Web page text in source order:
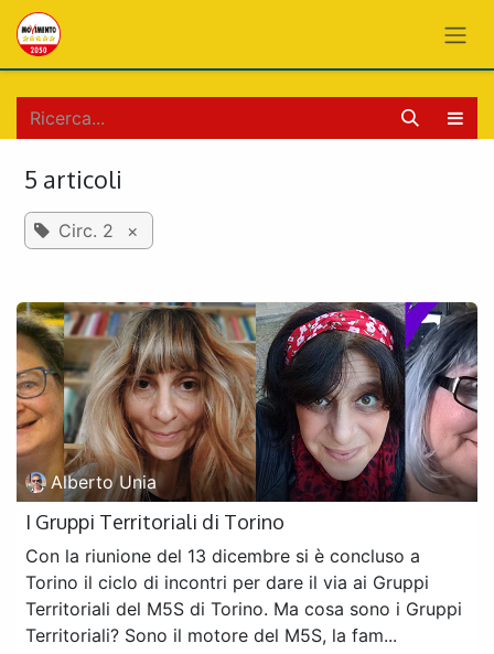
PASSA AL CONTENUTO
5 articoli
Circ. 2 ×
Alberto Unia
I Gruppi Territoriali di Torino
Con la riunione del 13 dicembre si è concluso a
Torino il ciclo di incontri per dare il via ai Gruppi
Territoriali del M5S di Torino. Ma cosa sono i Gruppi
Territoriali? Sono il motore del M5S, la fam...